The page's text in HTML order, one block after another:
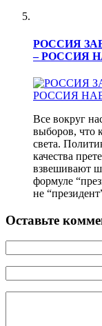
РОССИЯ
– РОССИЯ
Все вокруг
выборов, что
света.
качества
взвешивают
формуле
не
Оставьте